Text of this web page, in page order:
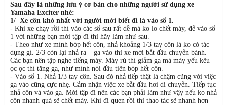
Sau đây là những lưu ý cơ bản cho những người sử dụng xe
Yamaha Exciter nhé:
1/ Xe côn khó nhất với người mới biết đi là vào số 1.
- Khi xe chạy rồi thì vào các số sau rất dễ mà ko lo chết máy, để vào số
1 với những bạn mới tập đi thì hãy làm như sau.
- Theo như xe mình bóp hết côn, nhả khoảng 1/3 tay côn là ko có tác
dụng gì. 2/3 còn lại nhả ra – ga vào thì xe mới bắt đầu chuyển bánh.
Các bạn nên tập nghe tiếng máy. Máy rú thì giảm ga mà máy yếu kêu
ọc ọc thì tăng ga, như mình nói đầu tiên bóp hết côn.
- Vào số 1. Nhả 1/3 tay côn. Sau đó nhả tiếp thật là chậm cũng với việc
ga vào cũng cực nhẹ. Cảm nhận việc xe bắt đầu hơi di chuyển. Tiếp tục
nhả côn và vào ga. Mới tập đi nên các bạn phải làm như vậy nếu ko nhả
côn nhanh quá sẽ chết máy. Khi đi quen rồi thì thao tác sẽ nhanh hơn